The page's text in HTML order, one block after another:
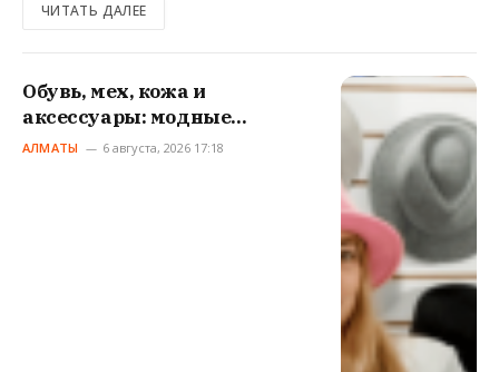
ЧИТАТЬ ДАЛЕЕ
Обувь, мех, кожа и
аксессуары: модные
выставки прошли в Алматы
АЛМАТЫ 6 августа, 2026 17:18